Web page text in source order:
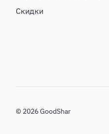
Скидки
© 2026 GoodShar